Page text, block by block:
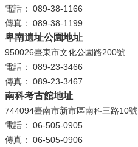
務
服
務
箱
網
站
導
覽
電話： 089-38-1166
傳真： 089-38-1199
卑南遺址公園地址
950026臺東市文化公園路200號
電話： 089-23-3466
傳真： 089-23-3467
南科考古館地址
744094臺南市新市區南科三路10號
電話： 06-505-0905
傳真： 06-505-0906